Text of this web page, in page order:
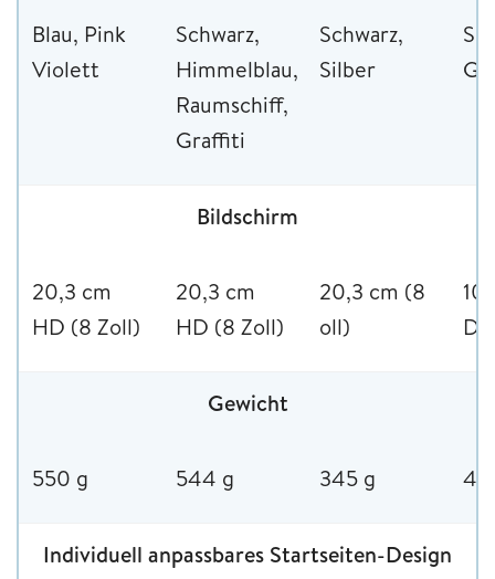
Blau, Pink
Violett
Schwarz,
Himmelblau,
Raumschiff,
Graffiti
Schwarz,
Silber
Bildschirm
20,3 cm
HD (8 Zoll)
20,3 cm
HD (8 Zoll)
20,3 cm (8
oll)
Gewicht
550 g 544 g 345 g
Individuell anpassbares Startseiten-Design